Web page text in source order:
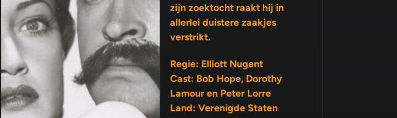
zijn zoektocht raakt hij in
allerlei duistere zaakjes
verstrikt.
Regie: Elliott Nugent
Cast: Bob Hope, Dorothy
Lamour en Peter Lorre
Land: Verenigde Staten